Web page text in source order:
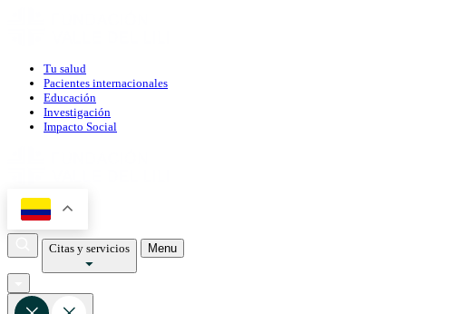
Tu salud
Pacientes internacionales
Educación
Investigación
Impacto Social
Citas y servicios Menu